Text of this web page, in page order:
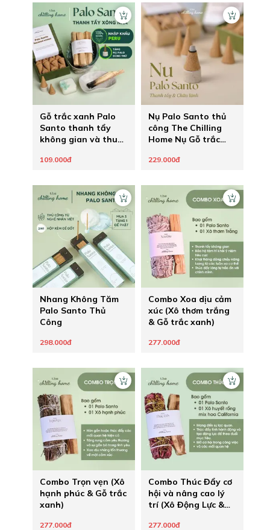
Gỗ trắc xanh Palo
Santo thanh tẩy
không gian và thu
cực
109.000đ
Nụ Palo Santo thủ
công The Chilling
Home Nụ Gỗ trắc
Peru thanh lọc
229.000đ
Nhang Không Tăm
Palo Santo Thủ
Công
298.000đ
Combo Xoa dịu cảm
xúc (Xô thơm trắng
& Gỗ trắc xanh)
277.000đ
Combo Trọn vẹn (Xô
hạnh phúc & Gỗ trắc
xanh)
277.000đ
Combo Thúc Đẩy cơ
hội và nâng cao lý
trí (Xô Động Lực &
277.000đ